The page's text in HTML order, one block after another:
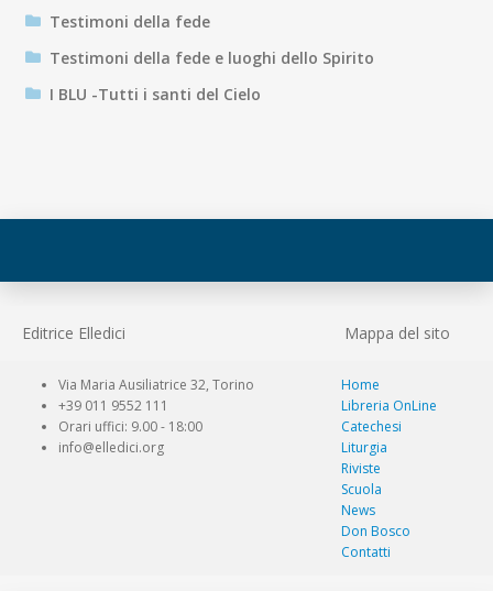
Testimoni della fede
Testimoni della fede e luoghi dello Spirito
I BLU -Tutti i santi del Cielo
Editrice Elledici Mappa del sito
Via Maria Ausiliatrice 32, Torino
+39 011 9552 111
Orari uffici: 9.00 - 18:00
info@elledici.org
Home
Libreria OnLine
Catechesi
Liturgia
Riviste
Scuola
News
Don Bosco
Contatti